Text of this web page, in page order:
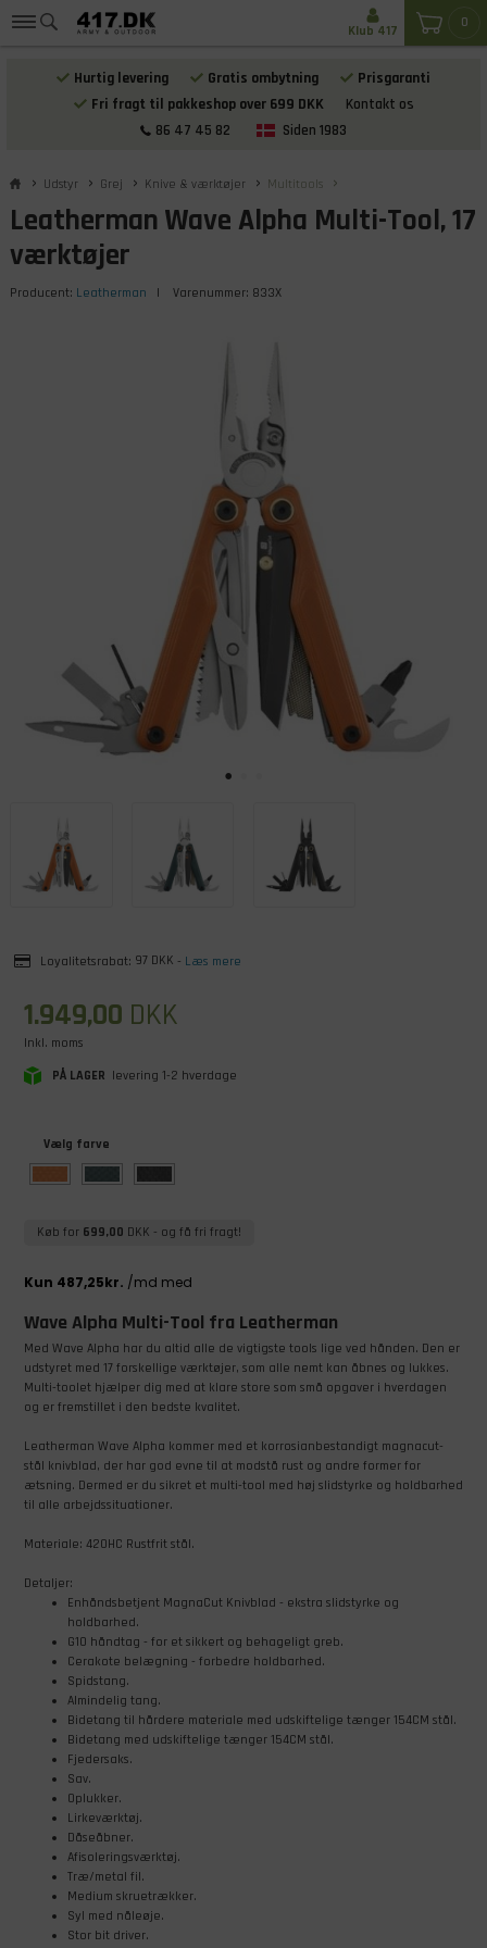
Hurtig levering Gratis ombytning
Prisgaranti
Fri fragt til pakkeshop over 699 DKK
Kontakt os
86 47 45 82
Siden 1983
0
Klub 417
Udstyr Grej Knive & værktøjer Multitools
Leatherman Wave Alpha Multi-Tool, 17
værktøjer
Producent: Leatherman | Varenummer: 833X
Loyalitetsrabat: 97 DKK - Læs mere
1.949,00 DKK
Inkl. moms
PÅ LAGER levering 1-2 hverdage
Vælg farve
Køb for 699,00 DKK - og få fri fragt!
Wave Alpha Multi-Tool fra Leatherman
Med Wave Alpha har du altid alle de vigtigste tools lige ved hånden. Den er
udstyret med 17 forskellige værktøjer, som alle nemt kan åbnes og lukkes.
Multi-toolet hjælper dig med at klare store som små opgaver i hverdagen
og er fremstillet i den bedste kvalitet.
Leatherman Wave Alpha kommer med et korrosianbestandigt magnacut-
stål knivblad, der har god evne til at modstå rust og andre former for
ætsning. Dermed er du sikret et multi-tool med høj slidstyrke og holdbarhed
til alle arbejdssituationer.
Materiale: 420HC Rustfrit stål.
Detaljer:
Enhåndsbetjent MagnaCut Knivblad - ekstra slidstyrke og
holdbarhed.
G10 håndtag - for et sikkert og behageligt greb.
Cerakote belægning - forbedre holdbarhed.
Spidstang.
Almindelig tang.
Bidetang til hårdere materiale med udskiftelige tænger 154CM stål.
Bidetang med udskiftelige tænger 154CM stål.
Fjedersaks.
Sav.
Oplukker.
Lirkeværktøj.
Dåseåbner.
Afisoleringsværktøj.
Træ/metal fil.
Medium skruetrækker.
Syl med nåleøje.
Stor bit driver.